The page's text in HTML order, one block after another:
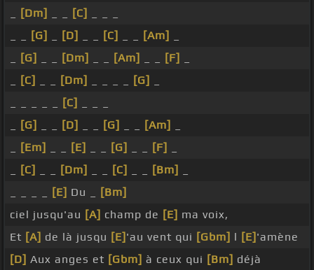
[Dm] [C]
[G] [D] [C] [Am]
[G] [Dm] [Am] [F]
[C] [Dm] [G]
[C]
[G] [D] [G] [Am]
[Em] [E] [G] [F]
[C] [Dm] [C] [Bm]
[E] Du _
[Bm]
ciel jusqu'au [A] champ de [E] ma voix,
Et [A] de là jusqu [E] 'au vent qui [Gbm] l [E] 'amène
[D] Aux anges et [Gbm] à ceux qui [Bm] déjà